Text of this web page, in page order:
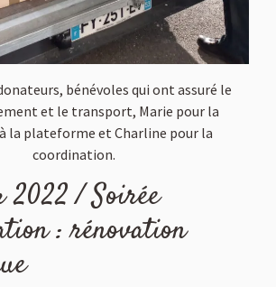
bénévoles qui ont assuré le
et le transport, Marie pour la
la plateforme et Charline pour la
coordination.
2022 / Soirée
: rénovation